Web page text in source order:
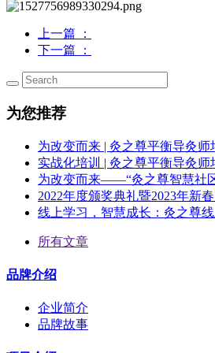
上一篇
：
下一篇
：
为您推荐
为改变而来 | 灸之尊平衡导灸师
实战化培训 | 灸之尊平衡导灸师
为改变而来——“灸之尊智慧社
2022年度颁奖典礼暨2023年新
线上学习，智慧成长：灸之尊
所有文章
品牌介绍
企业简介
品牌故事